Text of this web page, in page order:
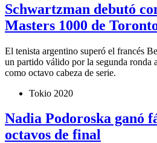
Schwartzman debutó
Masters 1000 de
El tenista argentino superó el francés
un partido válido por la segunda ronda
como octavo cabeza de serie.
Tokio 2020
Nadia Podoroska ganó
octavos de final